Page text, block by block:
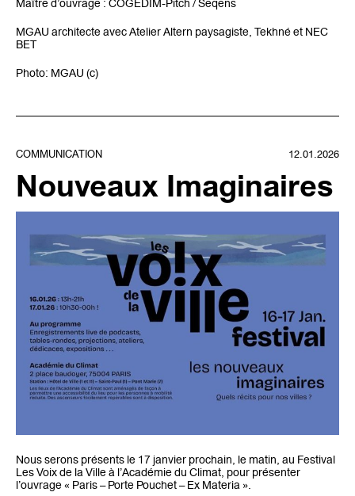
Maître d’ouvrage : COGEDIM-Pitch / Seqens
MGAU architecte avec Atelier Altern paysagiste, Tekhné et NEC
BET
Photo: MGAU (c)
COMMUNICATION 12.01.2026
Nouveaux Imaginaires
Nous serons présents le 17 janvier prochain, le matin, au Festival
Les Voix de la Ville à l’Académie du Climat, pour présenter
l’ouvrage « Paris – Porte Pouchet – Ex Materia ».